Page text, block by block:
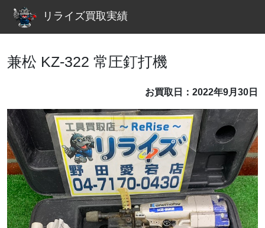
リライズ買取実績
兼松 KZ-322 常圧釘打機
お買取日：2022年9月30日